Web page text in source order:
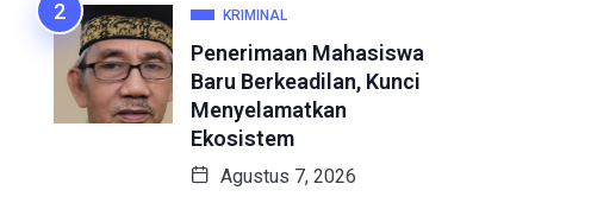
KRIMINAL
Penerimaan Mahasiswa
Baru Berkeadilan, Kunci
Menyelamatkan
Ekosistem
Agustus 7, 2026